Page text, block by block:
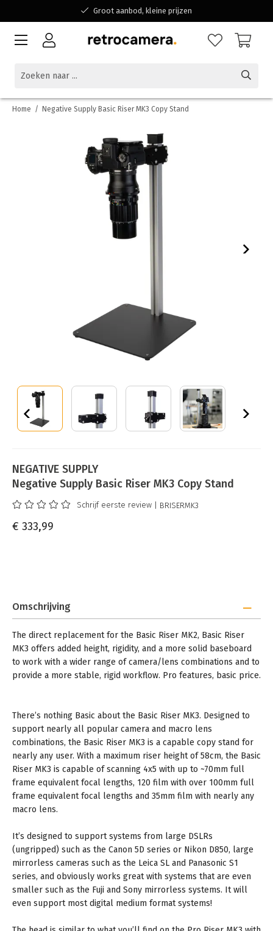
Groot aanbod, kleine prijzen
Bereikbaar voor al jouw vragen
Home / Negative Supply Basic Riser MK3 Copy Stand
NEGATIVE SUPPLY
Negative Supply Basic Riser MK3 Copy Stand
Schrijf eerste review | BRISERMK3
€ 333,99
Omschrijving
The direct replacement for the Basic Riser MK2, Basic Riser
MK3 offers added height, rigidity, and a more solid baseboard
to work with a wider range of camera/lens combinations and to
provide a more stable, rigid workflow. Pro features, basic price.
There’s nothing Basic about the Basic Riser MK3. Designed to
support nearly all popular camera and macro lens
combinations, the Basic Riser MK3 is a capable copy stand for
nearly any user. With a maximum riser height of 58cm, the Basic
Riser MK3 is capable of scanning 4x5 with up to ~70mm full
frame equivalent focal lengths, 120 film with over 100mm full
frame equivalent focal lengths and 35mm film with nearly any
macro lens.
It’s designed to support systems from large DSLRs
(ungripped) such as the Canon 5D series or Nikon D850, large
mirrorless cameras such as the Leica SL and Panasonic S1
series, and obviously works great with systems that are even
smaller such as the Fuji and Sony mirrorless systems. It will
even support most digital medium format systems!